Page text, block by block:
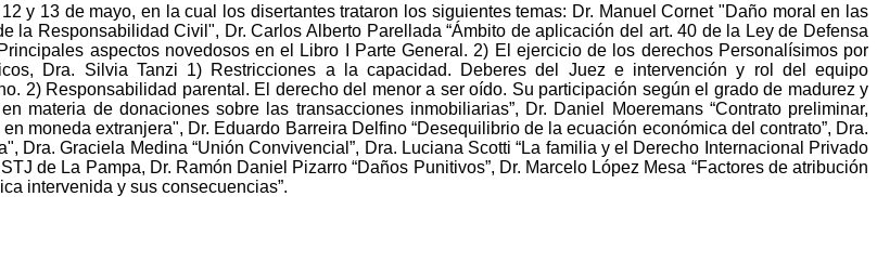
y 13 de mayo, en la cual los disertantes trataron los siguientes temas: Dr. Manuel Cornet "Daño moral en las
la Responsabilidad Civil", Dr. Carlos Alberto Parellada “Ámbito de aplicación del art. 40 de la Ley de Defensa
aspectos novedosos en el Libro I Parte General. 2) El ejercicio de los derechos Personalísimos por
Dra. Silvia Tanzi 1) Restricciones a la capacidad. Deberes del Juez e intervención y rol del equipo
2) Responsabilidad parental. El derecho del menor a ser oído. Su participación según el grado de madurez y
materia de donaciones sobre las transacciones inmobiliarias”, Dr. Daniel Moeremans “Contrato preliminar,
moneda extranjera", Dr. Eduardo Barreira Delfino “Desequilibrio de la ecuación económica del contrato”, Dra.
Graciela Medina “Unión Convivencial”, Dra. Luciana Scotti “La familia y el Derecho Internacional Privado
de La Pampa, Dr. Ramón Daniel Pizarro “Daños Punitivos”, Dr. Marcelo López Mesa “Factores de atribución
intervenida y sus consecuencias”.